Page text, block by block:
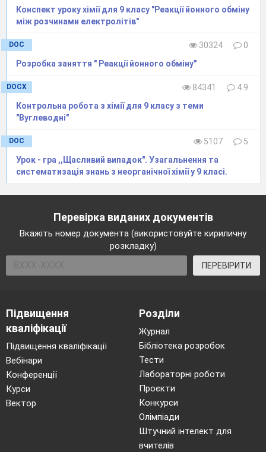
Конспект уроку хімії для 9 класу "Реакції йонного обміну
між розчинами електролітів"
DOC 30324
0
Розробка заняття " Реакції йонного обміну"
DOCX 84341
4.9
Контрольна робота з хімії для 9 класу з теми
"Вуглеводні"
DOC 5107
5
Урок - гра ,,Щасливий випадок". Узагальнення та
систематизація знань з неорганічної хімії у 9 класі.
Перевірка виданих документів
Вкажіть номер документа (використовуйте кириличну
розкладку)
ПЕРЕВІРИТИ
Підвищення
кваліфікації
Підвищення кваліфікації
Вебінари
Конференції
Курси
Вектор
Розділи
Журнал
Бібліотека розробок
Тести
Лабораторні роботи
Проєкти
Конкурси
Олімпіади
Штучний інтелект для
вчителів